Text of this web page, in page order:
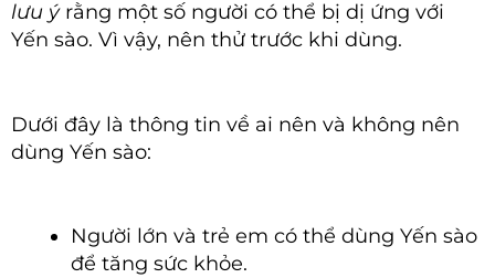
lưu ýrằng một số người có thể bị dị ứng với
Yến sào. Vì vậy, nên thử trước khi dùng.
Dưới đây là thông tin về ai nên và không nên
dùng Yến sào:
Người lớn và trẻ em có thể dùng Yến sào
để tăng sức khỏe.